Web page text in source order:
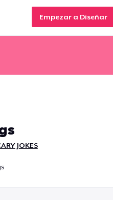
Empezar a Diseñar
JOKES